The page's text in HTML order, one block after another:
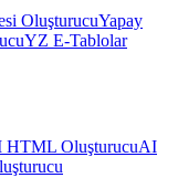
OluşturucuYapay
YZ E-Tablolar
HTML OluşturucuAI